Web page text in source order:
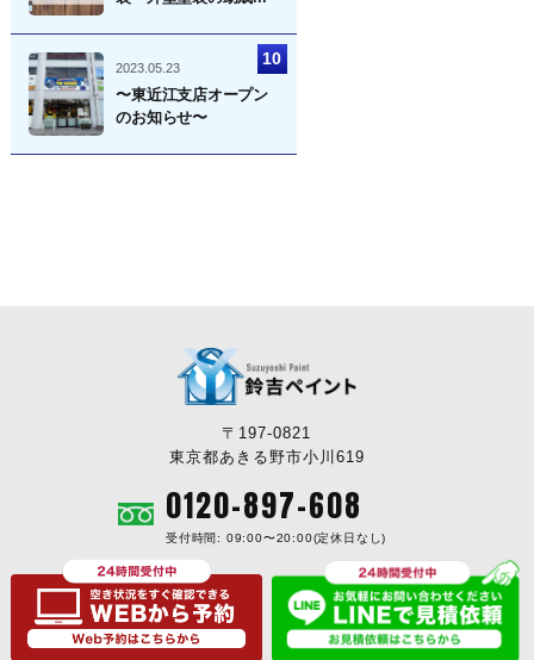
2023.05.23
〜東近江支店オープン
のお知らせ〜
〒197-0821
東京都あきる野市小川619
0120-897-608
受付時間: 09:00〜20:00(定休日なし)